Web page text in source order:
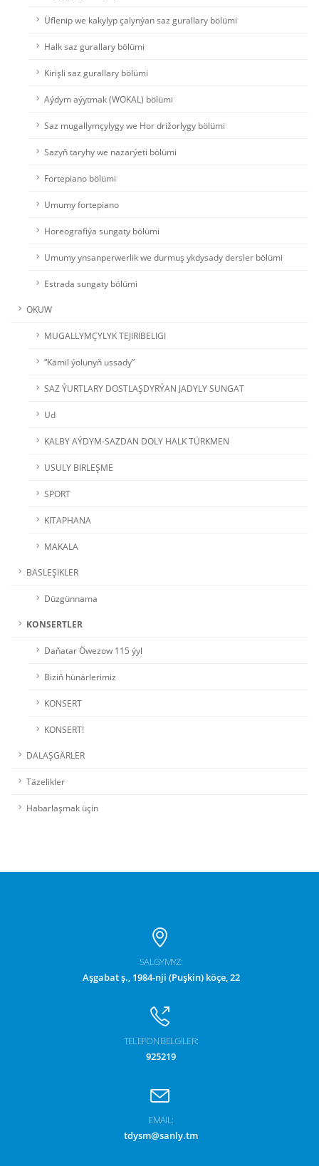
Üflenip we kakylyp çalynýan saz gurallary bölümi
Halk saz gurallary bölümi
Kirişli saz gurallary bölümi
Aýdym aýytmak (WOKAL) bölümi
Saz mugallymçylygy we Hor drižorlygy bölümi
Sazyň taryhy we nazarýeti bölümi
Fortepiano bölümi
Umumy fortepiano
Horeografiýa sungaty bölümi
Umumy ynsanperwerlik we durmuş ykdysady dersler bölümi
Estrada sungaty bölümi
OKUW
MUGALLYMÇYLYK TEJIRIBELIGI
“Kämil ýolunyň ussady”
SAZ ÝURTLARY DOSTLAŞDYRÝAN JADYLY SUNGAT
Ud
KALBY AÝDYM-SAZDAN DOLY HALK TÜRKMEN
USULY BIRLEŞME
SPORT
KITAPHANA
MAKALA
BÄSLEŞIKLER
Düzgünnama
KONSERTLER
Daňatar Öwezow 115 ýyl
Biziň hünärlerimiz
KONSERT
KONSERT!
DALAŞGÄRLER
Täzelikler
Habarlaşmak üçin
SALGYMYZ:
Aşgabat ş., 1984-nji (Puşkin) köçe, 22
TELEFON BELGILER:
925219
EMAIL:
tdysm@sanly.tm